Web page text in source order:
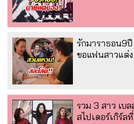
รักมาราธอน9
ขอแฟนสาวแต่
รวม 3 สาว เบ
สไปเดอร์เกิร์ล